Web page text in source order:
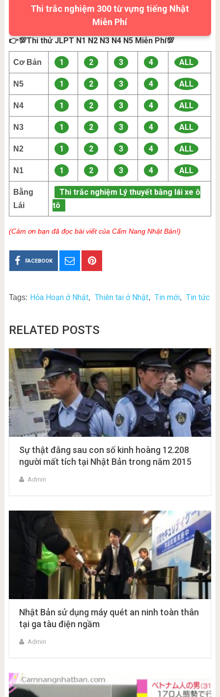
Thi trắc nghiệm 300 từ vựng tiếng Nhật
Miễn Phí
👉💯Thi thử JLPT N1 N2 N3 N4 N5 Miễn Phí💯
Cơ Bản 1 2 3 4 ALL
N5 1 2 3 4 ALL
N4 1 2 3 4 ALL
N3 1 2 3 4 ALL
N2 1 2 3 4 ALL
N1 1 2 3 4 ALL
Bằng
Lái
Thi trắc nghiệm Lý thuyết bằng lái xe ô
tô
(Cảm ơn bạn đã đọc bài viết của Cẩm Nang Nhật Bản!)
FACEBOOK
Tags: Hỏa Hoạn ở Nhật, Thiên tai ở Nhật, Tin mới, Tin tức
RELATED POSTS
Sự thật đằng sau con số kinh hoàng 12.208
người mất tích tại Nhật Bản trong năm 2015
Admin
Nhật Bản sử dụng máy quét an ninh toàn thân
tại ga tàu điện ngầm
Admin